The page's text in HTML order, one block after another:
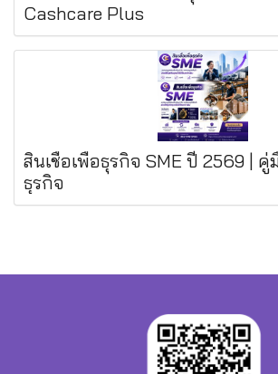
Cashcare Plus
สินเชื่อเพื่อธุรกิจ SME ปี 2569 |
ธุรกิจ